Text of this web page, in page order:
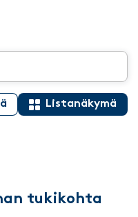
Listanäkymä
tukikohta